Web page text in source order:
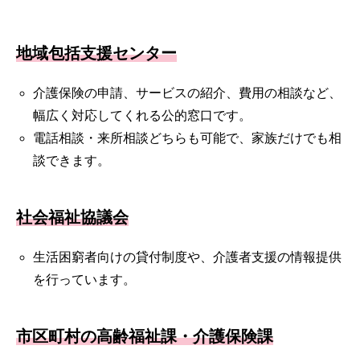
地域包括支援センター
介護保険の申請、サービスの紹介、費用の相談など、
幅広く対応してくれる公的窓口です。
電話相談・来所相談どちらも可能で、家族だけでも相
談できます。
社会福祉協議会
生活困窮者向けの貸付制度や、介護者支援の情報提供
を行っています。
市区町村の高齢福祉課・介護保険課